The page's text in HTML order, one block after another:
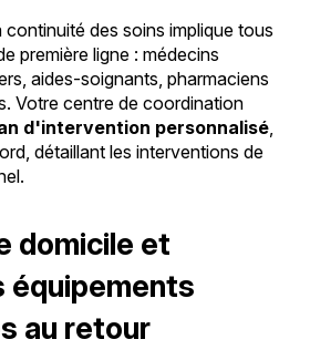
des soins implique tous
première ligne : médecins
aides-soignants, pharmaciens
Votre centre de coordination
d'intervention personnalisé,
détaillant les interventions de
domicile et
équipements
au retour